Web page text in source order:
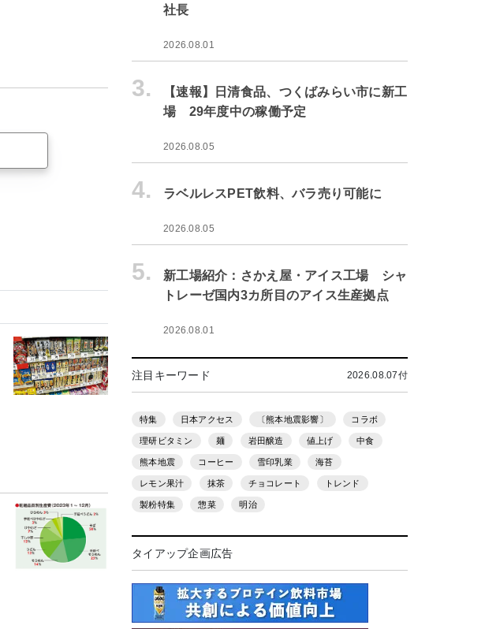
社長
2026.08.01
3.
【速報】日清食品、つくばみらい市に新工
場 29年度中の稼働予定
2026.08.05
4. ラベルレスPET飲料、バラ売り可能に
2026.08.05
5.
新工場紹介：さかえ屋・アイス工場 シャ
トレーゼ国内3カ所目のアイス生産拠点
2026.08.01
注目キーワード 2026.08.07付
特集 日本アクセス 〔熊本地震影響〕 コラボ
理研ビタミン 麺 岩田醸造 値上げ 中食
熊本地震 コーヒー 雪印乳業 海苔
レモン果汁 抹茶 チョコレート トレンド
製粉特集 惣菜 明治
タイアップ企画広告